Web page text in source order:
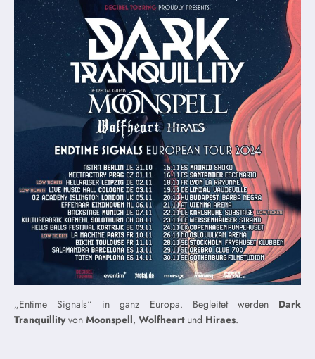
„Entime Signals“ in ganz Europa. Begleitet werden Dark
Tranquillityvon Moonspell, Wolfheartund Hiraes.